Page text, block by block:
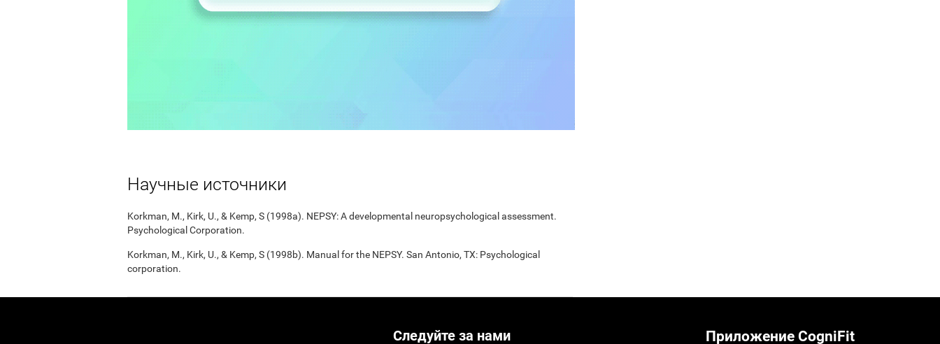
Научные источники
Korkman, M., Kirk, U., & Kemp, S (1998a). NEPSY: A developmental neuropsychological assessment.
Psychological Corporation.
Korkman, M., Kirk, U., & Kemp, S (1998b). Manual for the NEPSY. San Antonio, TX: Psychological
corporation.
Приложение CogniFit
Следуйте за нами